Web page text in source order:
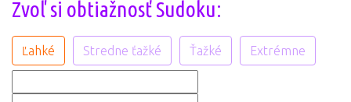
Zvoľ si obtiažnosť Sudoku:
Ľahké Stredne ťažké Ťažké Extrémne